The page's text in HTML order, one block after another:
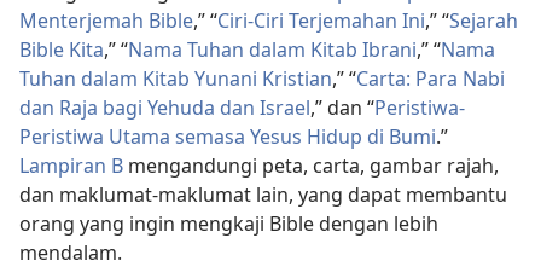
Menterjemah Bible,” “Ciri-Ciri Terjemahan Ini,” “Sejarah
Bible Kita,” “Nama Tuhan dalam Kitab Ibrani,” “Nama
Tuhan dalam Kitab Yunani Kristian,” “Carta: Para Nabi
dan Raja bagi Yehuda dan Israel,” dan “Peristiwa-
Peristiwa Utama semasa Yesus Hidup di Bumi.”
Lampiran B mengandungi peta, carta, gambar rajah,
dan maklumat-maklumat lain, yang dapat membantu
orang yang ingin mengkaji Bible dengan lebih
mendalam.